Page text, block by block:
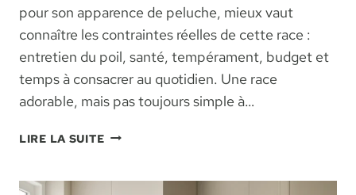
pour son apparence de peluche, mieux vaut
connaître les contraintes réelles de cette race :
entretien du poil, santé, tempérament, budget et
temps à consacrer au quotidien. Une race
adorable, mais pas toujours simple à…
LIRE LA SUITE15